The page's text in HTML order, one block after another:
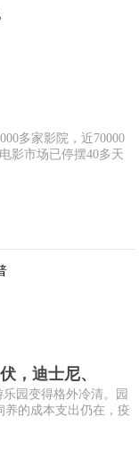
多家影院，近70000
影市场已停摆40多天
，迪士尼、
园变得格外冷清。园
养的成本支出仍在，疫